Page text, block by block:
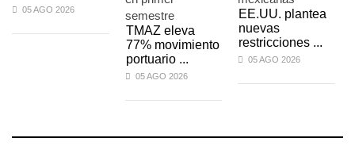
05 AGO 2026
TMAZ eleva
77% movimiento
portuario ...
05 AGO 2026
EE.UU. plantea
nuevas
restricciones ...
05 AGO 2026